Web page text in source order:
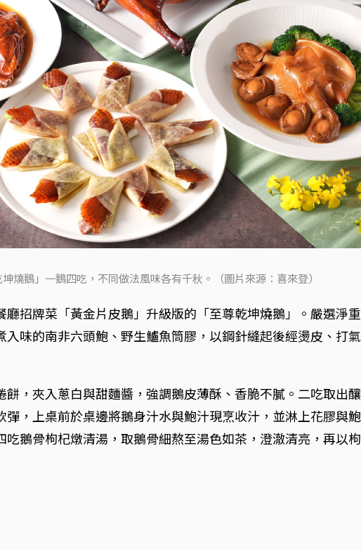
坤燒鵝」一鵝四吃，不同做法風味各有千秋。（圖片來源：喜來登）
招牌菜「黃金片皮鵝」升級版的「至尊乾坤燒鵝」。嚴選淨
味的南非六頭鮑、野生鱸魚筒膠，以鋼針縫起後經燙皮、打
，夾入蔥白與甜麵醬，強調鵝皮薄酥、香脆不膩。二吃取出
，上桌前於桌邊將鵝身汁水與鮑汁現烹收汁，並淋上花膠與
鵝骨枸杞燉清湯，取鵝骨細熬至湯色如茶，澄澈清亮，再以